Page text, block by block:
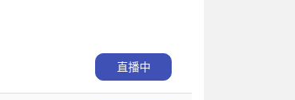
直播中